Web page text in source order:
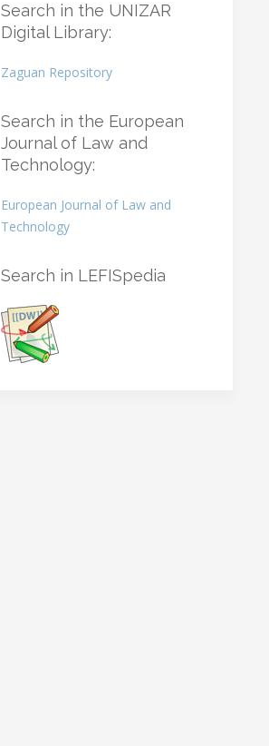
Search in the UNIZAR
Digital Library:
Zaguan Repository
Search in the European
Journal of Law and
Technology:
European Journal of Law and
Technology
Search in LEFISpedia